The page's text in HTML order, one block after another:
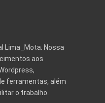
Lima_Mota. Nossa
aos
ferramentas, além
o trabalho.